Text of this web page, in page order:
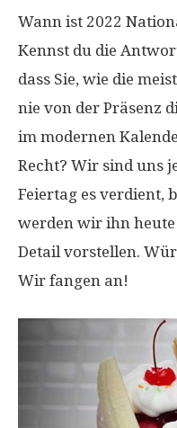
Wann ist 2022
Kennst du die
dass Sie, wie die
nie von der Präsenz
im modernen
Recht? Wir sind uns
Feiertag es verdient,
werden wir ihn
Detail vorstellen.
Wir fangen an!